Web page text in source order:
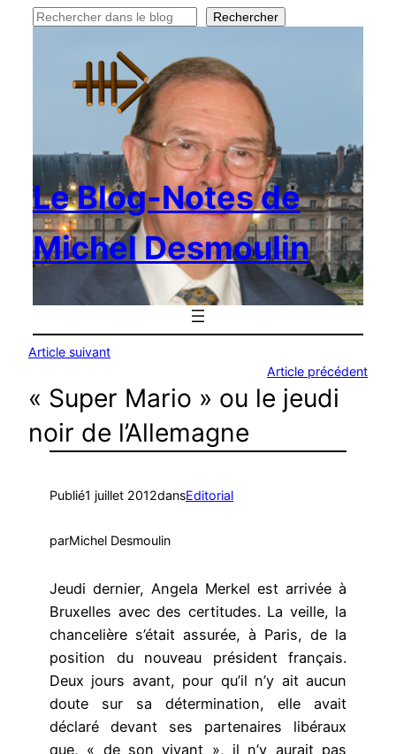
Rechercher Rechercher
Le Blog-Notes de
Michel Desmoulin
Article suivant
Article précédent
« Super Mario » ou le jeudi
noir de l’Allemagne
Publié1 juillet 2012dansEditorial
parMichel Desmoulin
Jeudi dernier, Angela Merkel est arrivée à
Bruxelles avec des certitudes. La veille, la
chancelière s’était assurée, à Paris, de la
position du nouveau président français.
Deux jours avant, pour qu’il n’y ait aucun
doute sur sa détermination, elle avait
déclaré devant ses partenaires libéraux
que, « de son vivant », il n’y aurait pas